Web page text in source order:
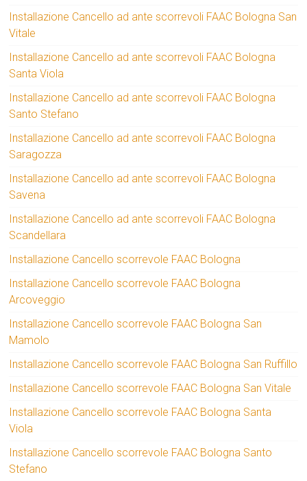
Installazione Cancello ad ante scorrevoli FAAC Bologna San
Vitale
Installazione Cancello ad ante scorrevoli FAAC Bologna
Santa Viola
Installazione Cancello ad ante scorrevoli FAAC Bologna
Santo Stefano
Installazione Cancello ad ante scorrevoli FAAC Bologna
Saragozza
Installazione Cancello ad ante scorrevoli FAAC Bologna
Savena
Installazione Cancello ad ante scorrevoli FAAC Bologna
Scandellara
Installazione Cancello scorrevole FAAC Bologna
Installazione Cancello scorrevole FAAC Bologna
Arcoveggio
Installazione Cancello scorrevole FAAC Bologna San
Mamolo
Installazione Cancello scorrevole FAAC Bologna San Ruffillo
Installazione Cancello scorrevole FAAC Bologna San Vitale
Installazione Cancello scorrevole FAAC Bologna Santa
Viola
Installazione Cancello scorrevole FAAC Bologna Santo
Stefano